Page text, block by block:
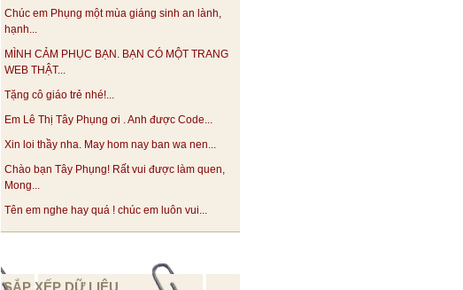
Chúc em Phụng một mùa giáng sinh an lành,
hạnh...
MÌNH CẢM PHỤC BẠN. BẠN CÓ MỘT TRANG
WEB THẬT...
Tặng cô giáo trẻ nhé!...
Em Lê Thị Tây Phụng ơi . Anh được Code...
Xin loi thầy nha. May hom nay ban wa nen...
Chào bạn Tây Phụng! Rất vui được làm quen,
Mong...
Tên em nghe hay quá ! chúc em luôn vui...